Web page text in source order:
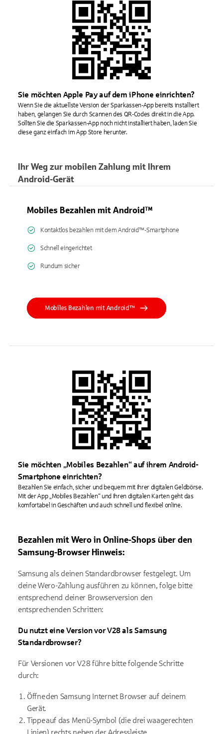
Sie möchten Apple Pay auf dem iPhone einrichten?
Wenn Sie die aktuellste Version der Sparkassen-App bereits installiert
haben, gelangen Sie durch Scannen des QR-Codes direkt in die App.
Sollten Sie die Sparkassen-App noch nicht installiert haben, laden Sie
diese ganz einfach im App Store herunter.
Ihr Weg zur mobilen Zahlung mit Ihrem
Android-Gerät
Mobiles Bezahlen mit Android™
Kontaktlos bezahlen mit dem Android™-Smartphone
Schnell eingerichtet
Rundum sicher
Mobiles Bezahlen mit Android™
Sie möchten „Mobiles Bezahlen“ auf ihrem Android-
Smartphone einrichten?
Bezahlen Sie einfach, sicher und bequem mit Ihrer digitalen Geldbörse.
Mit der App „Mobiles Bezahlen“ und Ihren digitalen Karten geht das
komfortabel in Geschäften und auch schnell und flexibel online.
Bezahlen mit Wero in Online-Shops über den
Samsung-Browser Hinweis:
Samsung als deinen Standardbrowser festgelegt. Um
deineWero-Zahlung ausführen zu können, folge bitte
entsprechend deiner Browserversion den
entsprechenden Schritten:
Du nutzt eine Version vor V28als Samsung
Standardbrowser?
Für Versionen vor V28 führe bitte folgende Schritte
durch:
Öffne den Samsung Internet Browser auf deinem
Gerät.
Tippe auf das Menü-Symbol (die drei waagerechten